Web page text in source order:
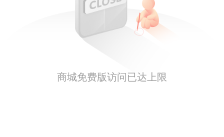
商城免费版访问已达上限